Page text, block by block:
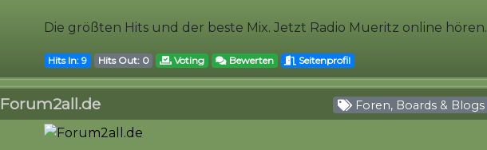
Die größten Hits und der beste Mix. Jetzt Radio Mueritz online hören.
Hits In: 9 Hits Out: 0 Voting Bewerten Seitenprofil
Forum2all.de Foren, Boards & Blogs